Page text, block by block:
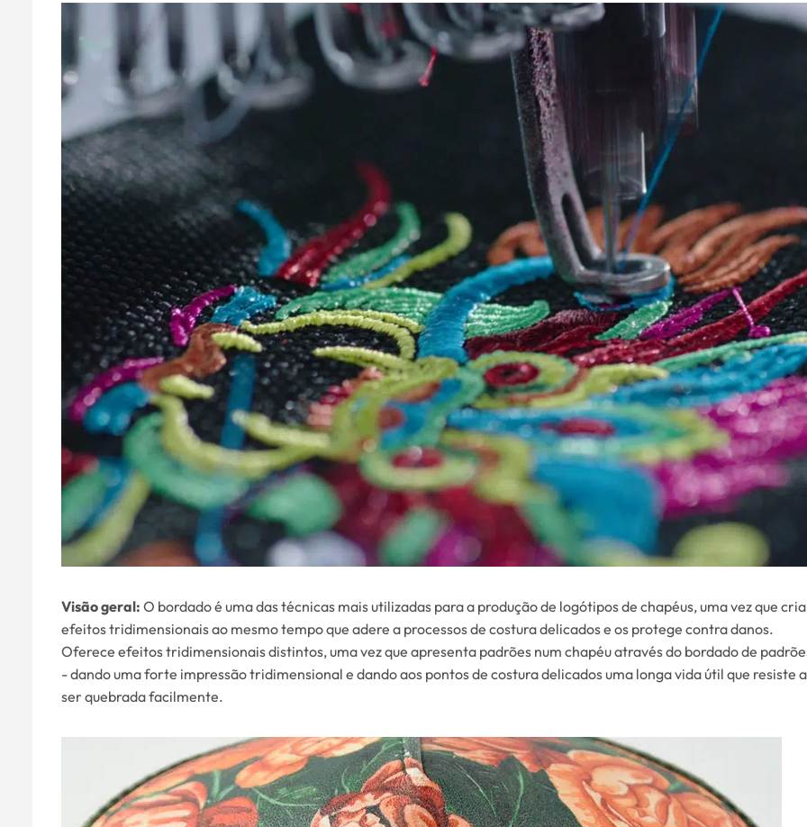
Visão geral: O bordado é uma das técnicas mais utilizadas para a produção de logótipos de chapéus, uma vez que cria
efeitos tridimensionais ao mesmo tempo que adere a processos de costura delicados e os protege contra danos.
Oferece efeitos tridimensionais distintos, uma vez que apresenta padrões num chapéu através do bordado de
- dando uma forte impressão tridimensional e dando aos pontos de costura delicados uma longa vida útil que resiste a
ser quebrada facilmente.